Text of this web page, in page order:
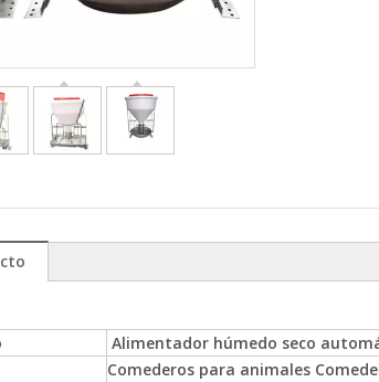
Alimentador húmedo seco
Comederos para animales